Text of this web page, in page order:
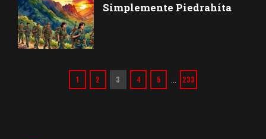
Simplemente Piedrahíta
1 2 3 4 5 233